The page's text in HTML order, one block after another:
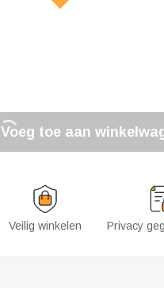
Voeg toe aan
Veilig winkelen Privacy